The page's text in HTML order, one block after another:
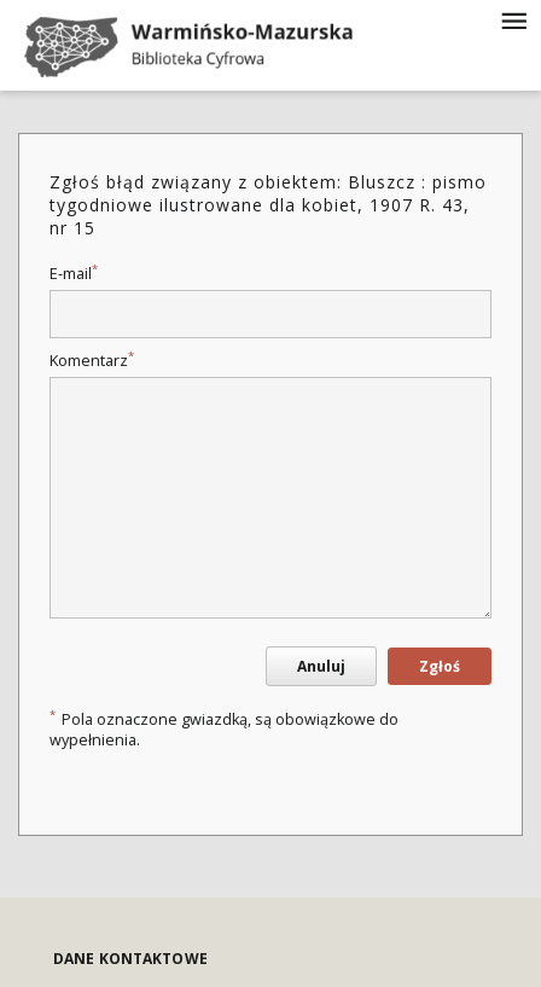
Zgłoś błąd związany z obiektem: Bluszcz : pismo
tygodniowe ilustrowane dla kobiet, 1907 R. 43,
nr 15
E-mail*
Komentarz*
Anuluj Zgłoś
* Pola oznaczone gwiazdką, są obowiązkowe do
wypełnienia.
DANE KONTAKTOWE